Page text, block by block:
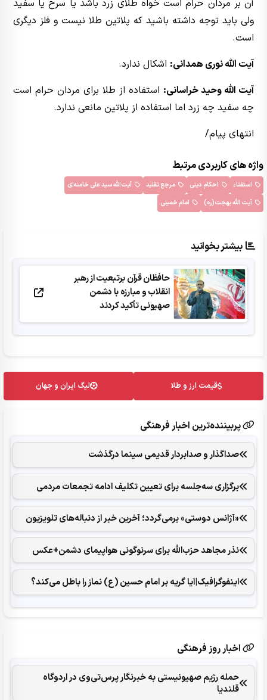
آن بر مردان حرام است خواه طلای زرد باشد یا سرخ یا سفید
ولی باید توجه داشته باشید که پلاتین طلا نیست و فلز دیگری
است.
آیت الله نوری همدانی: اشکال ندارد.
آیت الله وحید خراسانی: استفاده از طلا برای مردان حرام است
چه سفید چه زرد اما استفاده از پلاتین مانعی ندارد.
انتهای پیام/
واژه های کاربردی مرتبط
استفتاء احکام دینی مرجع تقلید
آیت‌الله سید علی خامنه‌ای
آیت الله بهجت(ره)
امام خمینی
بیشتر بخوانید
حافظان قرآن برتبعیت از رهبر
انقلاب و مبارزه با دشمن
صهیونی تأکید کردند
قیمت ارز و طلا لیگ ایران و جهان
پربیننده‌ترین اخبار فرهنگی
صداگذار و صدابردار قدیمی سینما درگذشت
برگزاری سه‌جلسه برای تعیین تکلیف ادامه تجمعات مردمی
«آژانس دوستی» برمی‌گردد؛ آخرین خبر از دنباله‌های تلویزیون
نذر مجاهد حزب‌الله برای سرنوگونی هواپیمای دشمن+عکس
اینفوگرافیک|آیا گریه بر امام حسین (ع) نماز را باطل می‌کند؟
اخبار روز فرهنگی
حمله رژیم صهیونیستی به خبرنگار پرس‌تی‌وی در اردوگاه
قلندیا